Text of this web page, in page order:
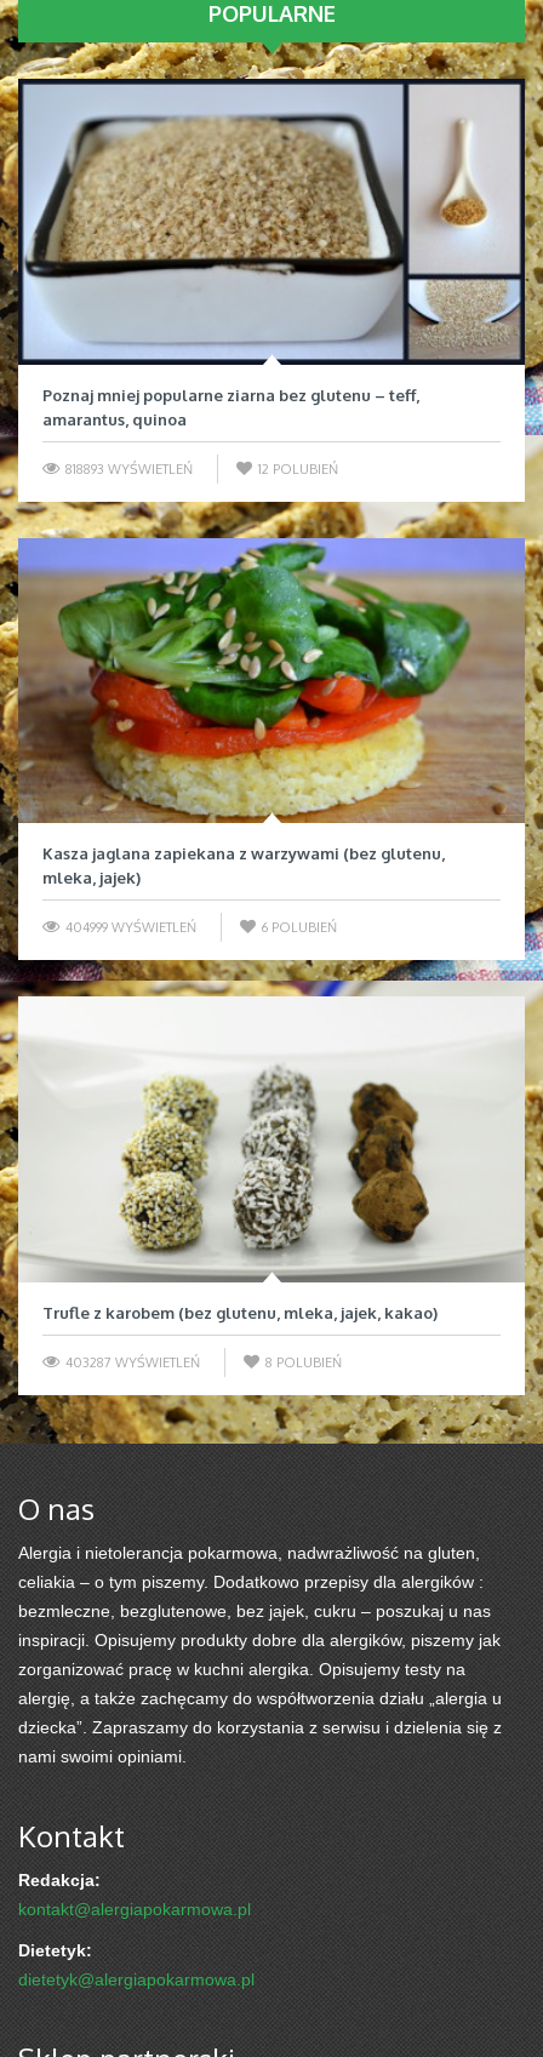
POPULARNE
Poznaj mniej popularne ziarna bez glutenu – teff,
amarantus, quinoa
818893 WYŚWIETLEŃ 12 POLUBIEŃ
Kasza jaglana zapiekana z warzywami (bez glutenu,
mleka, jajek)
404999 WYŚWIETLEŃ 6 POLUBIEŃ
Trufle z karobem (bez glutenu, mleka, jajek, kakao)
403287 WYŚWIETLEŃ 8 POLUBIEŃ
O nas
Alergia i nietolerancja pokarmowa, nadwrażliwość na gluten,
celiakia – o tym piszemy. Dodatkowo przepisy dla alergików :
bezmleczne, bezglutenowe, bez jajek, cukru – poszukaj u nas
inspiracji. Opisujemy produkty dobre dla alergików, piszemy jak
zorganizować pracę w kuchni alergika. Opisujemy testy na
alergię, a także zachęcamy do współtworzenia działu „alergia u
dziecka”. Zapraszamy do korzystania z serwisu i dzielenia się z
nami swoimi opiniami.
Kontakt
Redakcja:
kontakt@alergiapokarmowa.pl
Dietetyk:
dietetyk@alergiapokarmowa.pl